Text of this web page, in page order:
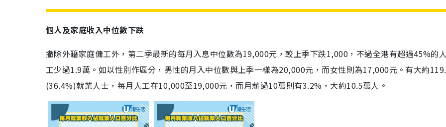
個人及家庭收入中位數下跌
撇除外籍家庭傭工外，第二季最新的每月入息中位數為19,000元，較上季下跌1,000，不過全港有超過45%的
工少過1.9萬。如以性別作區分，男性的月入中位數與上季一樣為20,000元，而女性則為17,000元。有大約
(36.4%)就業人士，每月人工在10,000至19,000元，而月薪過10萬則有3.2%，大約10.5萬人。